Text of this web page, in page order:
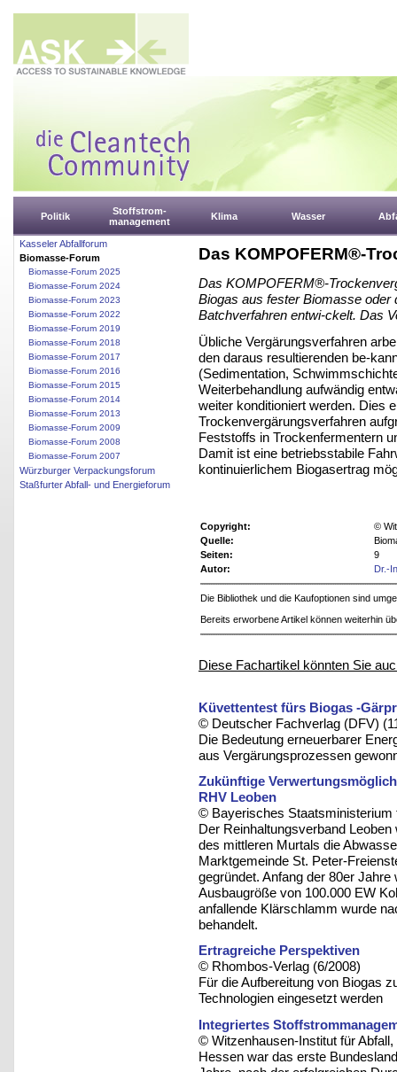
Politik
Stoffstrom-
management
Klima Wasser
Kasseler Abfallforum
Biomasse-Forum
Biomasse-Forum 2025
Biomasse-Forum 2024
Biomasse-Forum 2023
Biomasse-Forum 2022
Biomasse-Forum 2019
Biomasse-Forum 2018
Biomasse-Forum 2017
Biomasse-Forum 2016
Biomasse-Forum 2015
Biomasse-Forum 2014
Biomasse-Forum 2013
Biomasse-Forum 2009
Biomasse-Forum 2008
Biomasse-Forum 2007
Würzburger Verpackungsforum
Staßfurter Abfall- und Energieforum
Das KOMPOFERM®-
Das KOMPOFERM®-
Biogas aus fester Biomasse oder
Batchverfahren entwi-ckelt. Das
Übliche Vergärungsverfahren
den daraus resultierenden be-
(Sedimentation,
Weiterbehandlung aufwändig
weiter konditioniert werden. Dies
Trockenvergärungsverfahren
Feststoffs in Trockenfermentern
Damit ist eine betriebsstabile
kontinuierlichem Biogasertrag
Copyright:
©
Quelle:
Seiten:
9
Autor:
Dr.-
Die Bibliothek und die Kaufoptionen sind
Bereits erworbene Artikel können weiterhin
Diese Fachartikel könnten Sie
Küvettentest fürs Biogas -
© Deutscher Fachverlag (DFV)
Die Bedeutung erneuerbarer
aus Vergärungsprozessen
Zukünftige
RHV Leoben
© Bayerisches Staatsministerium
Der Reinhaltungsverband
des mittleren Murtals die
Marktgemeinde St. Peter-
gegründet. Anfang der 80er
Ausbaugröße von 100.000 EW
anfallende Klärschlamm wurde
behandelt.
Ertragreiche Perspektiven
© Rhombos-Verlag (6/2008)
Für die Aufbereitung von Biogas
Technologien eingesetzt werden
Integriertes
© Witzenhausen-Institut für
Hessen war das erste